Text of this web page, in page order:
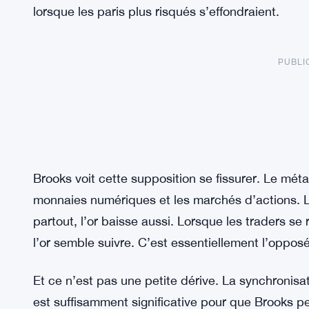
lorsque les paris plus risqués s’effondraient.